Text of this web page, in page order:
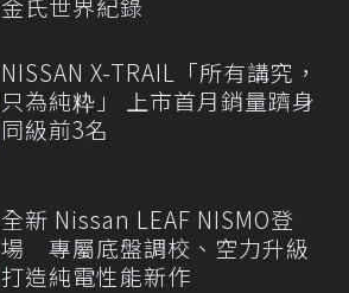
金氏世界紀錄
NISSAN X-TRAIL「所有講究，
只為純粋」 上市首月銷量躋身
同級前3名
全新 Nissan LEAF NISMO登
場 專屬底盤調校、空力升級
打造純電性能新作